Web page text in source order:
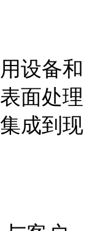
设备和
面处理
成到现